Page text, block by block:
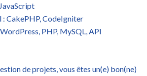
: CakePHP, CodeIgniter
PHP, MySQL, API
de projets, vous êtes un(e) bon(ne)